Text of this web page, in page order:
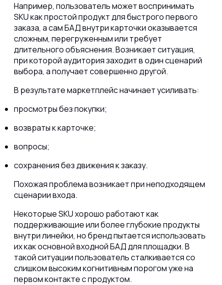
Например, пользователь может воспринимать
SKU как простой продукт для быстрого первого
заказа, а сам БАД внутри карточки оказывается
сложным, перегруженным или требует
длительного объяснения. Возникает ситуация,
при которой аудитория заходит в один сценарий
выбора, а получает совершенно другой.
В результате маркетплейс начинает усиливать:
просмотры без покупки;
возвраты к карточке;
вопросы;
сохранения без движения к заказу.
Похожая проблема возникает при неподходящем
сценарии входа.
Некоторые SKU хорошо работают как
поддерживающие или более глубокие продукты
внутри линейки, но бренд пытается использовать
их как основной входной БАД для площадки. В
такой ситуации пользователь сталкивается со
слишком высоким когнитивным порогом уже на
первом контакте с продуктом.